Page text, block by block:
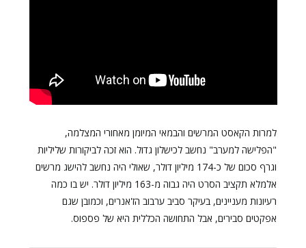
למרות הקאסט המרשים והבמאי המיומן מאחורי המצלמה,
"הפלישה למערב" נחשב לכישלון גדול. הוא זכה לביקורות שליליות
וגרף סכום של כ-174 מיליון דולר, שאולי היה נחשב להישג מרשים
אלמלא תקציב הסרט היה גבוה מ-163 מיליון דולר. יש בו כמה
רעיונות מעניינים, בעיקר סביב ערבוב הז'אנרים, וכמובן שגם
אפקטים סבירים, אבל התחושה הכללית היא של פספוס.